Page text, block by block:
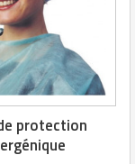
protection